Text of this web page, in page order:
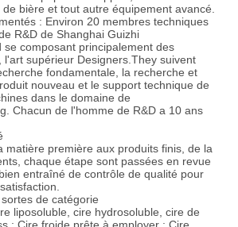
bière et tout autre équipement avancé.
: Environ 20 membres techniques
R&D de Shanghai Guizhi
composant principalement des
l'art supérieur Designers.They suivent
fondamentale, la recherche et
nouveau et le support technique de
dans le domaine de
Chacun de l'homme de R&D a 10 ans
matière première aux produits finis, de la
chaque étape sont passées en revue
entraîné de contrôle de qualité pour
de catégorie
liposoluble, cire hydrosoluble, cire de
; Cire froide prête à employer ; Cire